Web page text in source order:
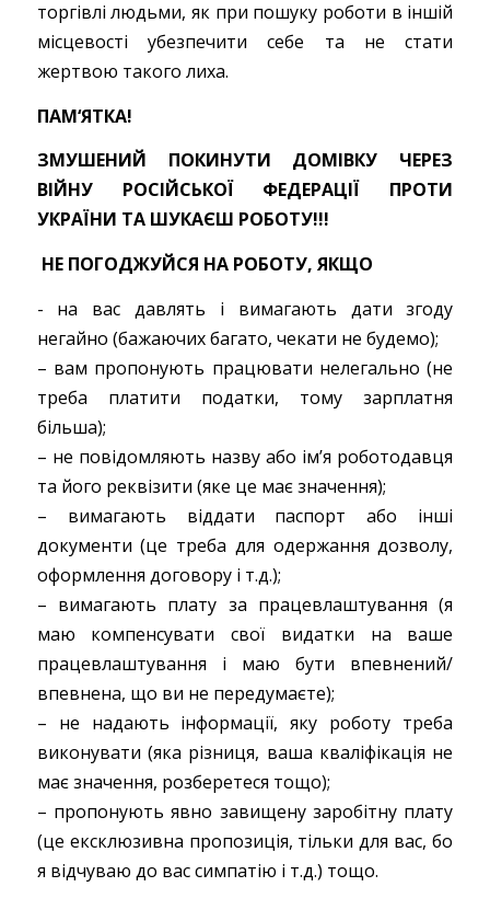
торгівлі людьми, як при пошуку роботи в іншій
місцевості убезпечити себе та не стати
жертвою такого лиха.
ПАМ‘ЯТКА!
ЗМУШЕНИЙ ПОКИНУТИ ДОМІВКУ ЧЕРЕЗ
ВІЙНУ РОСІЙСЬКОЇ ФЕДЕРАЦІЇ ПРОТИ
УКРАЇНИ ТА ШУКАЄШ РОБОТУ!!!
НЕ ПОГОДЖУЙСЯ НА РОБОТУ, ЯКЩО
-​ на вас давлять і вимагають дати згоду
негайно (бажаючих багато, чекати не будемо);
– вам пропонують працювати нелегально (не
треба платити податки, тому зарплатня
більша);
– не повідомляють назву або ім’я роботодавця
та його реквізити (яке це має значення);
– вимагають віддати паспорт або інші
документи (це треба для одержання дозволу,
оформлення договору і т.д.);
– вимагають плату за працевлаштування (я
маю компенсувати свої видатки на ваше
працевлаштування і маю бути впевнений/
впевнена, що ви не передумаєте);
– не надають інформації, яку роботу треба
виконувати (яка різниця, ваша кваліфікація не
має значення, розберетеся тощо);
– пропонують явно завищену заробітну плату
(це ексклюзивна пропозиція, тільки для вас, бо
я відчуваю до вас симпатію і т.д.) тощо.